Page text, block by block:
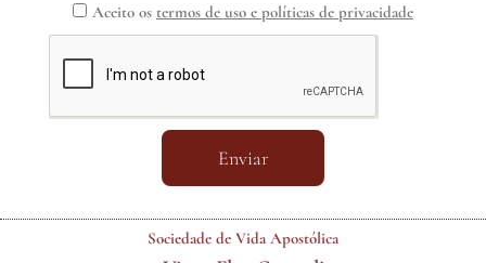
Aceito os termos de uso e políticas de privacidade
Enviar
Sociedade de Vida Apostólica